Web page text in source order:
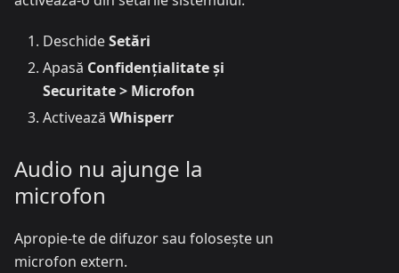
DeschideSetări
Apasă Confidențialitate și
Securitate > Microfon
Activează Whisperr
Audio nu ajunge la
microfon
Apropie-te de difuzor sau folosește un
microfon extern.